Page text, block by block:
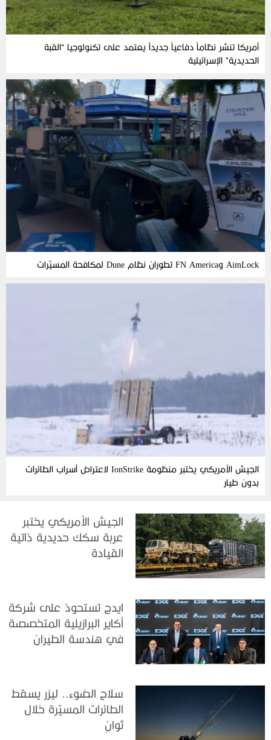
أمريكا تنشر نظاماً دفاعياً جديداً يعتمد على تكنولوجيا “القبة
الحديدية” الإسرائيلية
AimLock وFN America تطوران نظام Dune لمكافحة المسيّرات
الجيش الأمريكي يختبر منظومة IonStrike لاعتراض أسراب الطائرات
بدون طيار
الجيش الأمريكي يختبر
عربة سكك حديدية ذاتية
القيادة
ايدج تستحوذ على شركة
أكاير البرازيلية المتخصصة
في هندسة الطيران
سلاح الضوء.. ليزر يسقط
الطائرات المسيّرة خلال
ثوانٍ